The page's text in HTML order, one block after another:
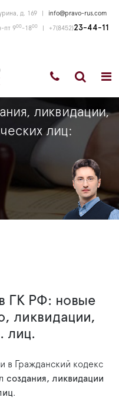
д. 169 info@pravo-rus.com
пт 900-1800 +7(8452)23-44-11
ликвидации,
лиц:
ГК РФ: новые
ликвидации,
лиц.
в Гражданский кодекс
создания, ликвидации
.